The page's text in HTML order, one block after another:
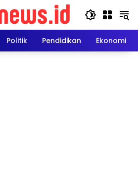
Politik Pendidikan Ekonomi